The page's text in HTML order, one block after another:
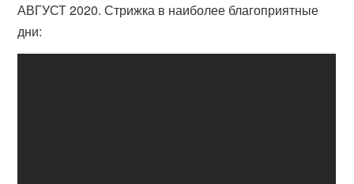
АВГУСТ 2020. Стрижка в наиболее благоприятные
дни: